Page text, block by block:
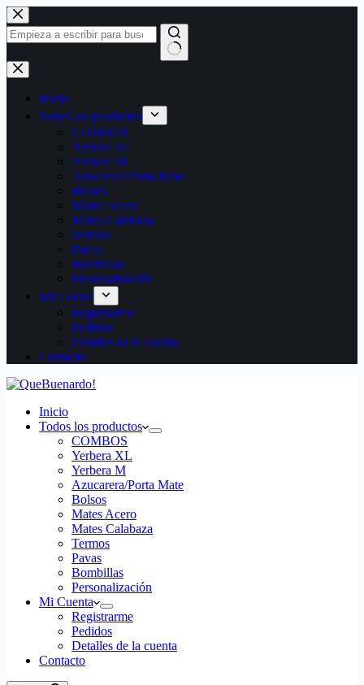
Saltar
al
contenido
Sin
resultados
Inicio
Todos los productos
COMBOS
Yerbera XL
Yerbera M
Azucarera/Porta Mate
Bolsos
Mates Acero
Mates Calabaza
Termos
Pavas
Bombillas
Personalización
Mi Cuenta
Registrarme
Pedidos
Detalles de la cuenta
Contacto
Inicio
Todos los productos
COMBOS
Yerbera XL
Yerbera M
Azucarera/Porta Mate
Bolsos
Mates Acero
Mates Calabaza
Termos
Pavas
Bombillas
Personalización
Mi Cuenta
Registrarme
Pedidos
Detalles de la cuenta
Contacto